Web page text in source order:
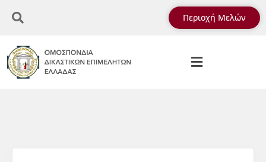
Περιοχή Μελών